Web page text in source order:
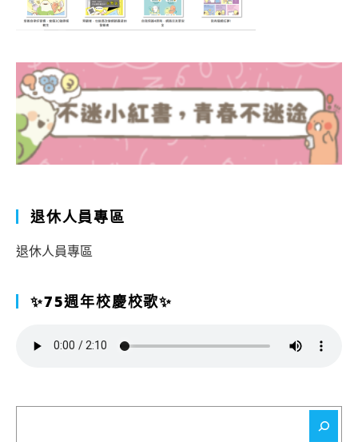
退休人員專區
退休人員專區
✨75週年校慶校歌✨